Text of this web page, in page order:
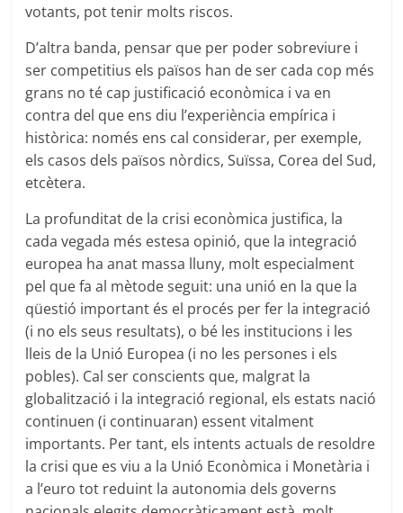
votants, pot tenir molts riscos.
D’altra banda, pensar que per poder sobreviure i
ser competitius els països han de ser cada cop més
grans no té cap justificació econòmica i va en
contra del que ens diu l’experiència empírica i
històrica: només ens cal considerar, per exemple,
els casos dels països nòrdics, Suïssa, Corea del Sud,
etcètera.
La profunditat de la crisi econòmica justifica, la
cada vegada més estesa opinió, que la integració
europea ha anat massa lluny, molt especialment
pel que fa al mètode seguit: una unió en la que la
qüestió important és el procés per fer la integració
(i no els seus resultats), o bé les institucions i les
lleis de la Unió Europea (i no les persones i els
pobles). Cal ser conscients que, malgrat la
globalització i la integració regional, els estats nació
continuen (i continuaran) essent vitalment
importants. Per tant, els intents actuals de resoldre
la crisi que es viu a la Unió Econòmica i Monetària i
a l’euro tot reduint la autonomia dels governs